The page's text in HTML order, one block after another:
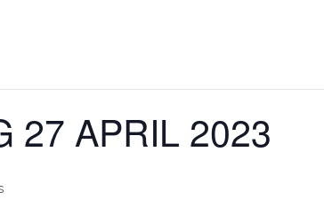
27 APRIL 2023